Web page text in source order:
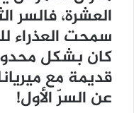
العشرة، فالسر
سمحت العذراء
كان بشكل
قديمة مع
عن السرّ الأول!